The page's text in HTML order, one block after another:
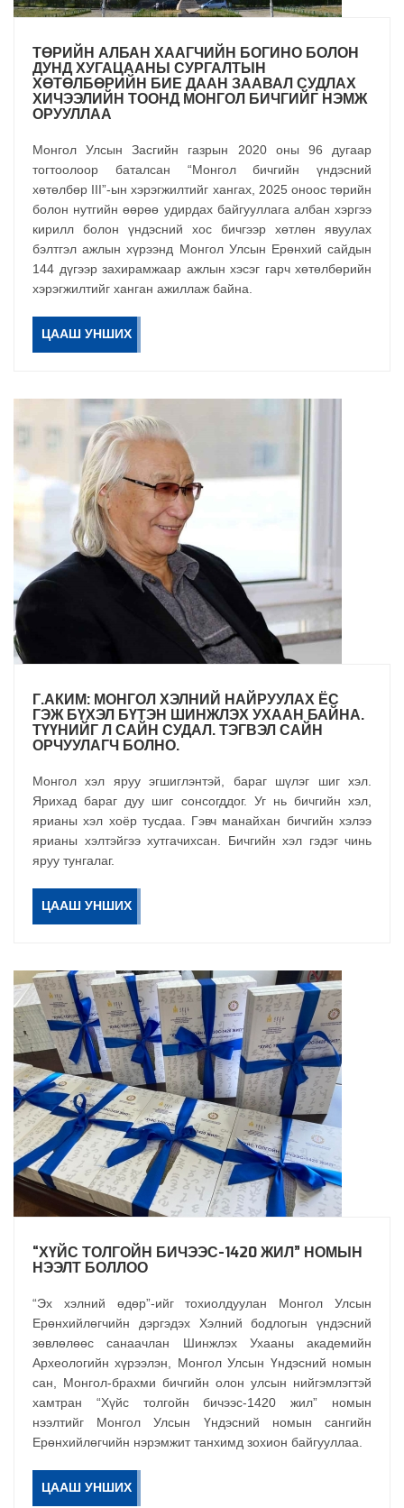
ТӨРИЙН АЛБАН ХААГЧИЙН БОГИНО БОЛОН
ДУНД ХУГАЦААНЫ СУРГАЛТЫН
ХӨТӨЛБӨРИЙН БИЕ ДААН ЗААВАЛ СУДЛАХ
ХИЧЭЭЛИЙН ТООНД МОНГОЛ БИЧГИЙГ НЭМЖ
ОРУУЛЛАА
Монгол Улсын Засгийн газрын 2020 оны 96 дугаар
тогтоолоор баталсан “Монгол бичгийн үндэсний
хөтөлбөр III”-ын хэрэгжилтийг хангах, 2025 оноос төрийн
болон нутгийн өөрөө удирдах байгууллага албан хэргээ
кирилл болон үндэсний хос бичгээр хөтлөн явуулах
бэлтгэл ажлын хүрээнд Монгол Улсын Ерөнхий сайдын
144 дүгээр захирамжаар ажлын хэсэг гарч хөтөлбөрийн
хэрэгжилтийг ханган ажиллаж байна.
ЦААШ УНШИХ
Г.АКИМ: МОНГОЛ ХЭЛНИЙ НАЙРУУЛАХ ЁС
ГЭЖ БҮХЭЛ БҮТЭН ШИНЖЛЭХ УХААН БАЙНА.
ТҮҮНИЙГ Л САЙН СУДАЛ. ТЭГВЭЛ САЙН
ОРЧУУЛАГЧ БОЛНО.
Монгол хэл яруу эгшиглэнтэй, бараг шүлэг шиг хэл.
Ярихад бараг дуу шиг сонсогддог. Уг нь бичгийн хэл,
ярианы хэл хоёр тусдаа. Гэвч манайхан бичгийн хэлээ
ярианы хэлтэйгээ хутгачихсан. Бичгийн хэл гэдэг чинь
яруу тунгалаг.
ЦААШ УНШИХ
“ХҮЙС ТОЛГОЙН БИЧЭЭС-1420 ЖИЛ” НОМЫН
НЭЭЛТ БОЛЛОО
“Эх хэлний өдөр”-ийг тохиолдуулан Монгол Улсын
Ерөнхийлөгчийн дэргэдэх Хэлний бодлогын үндэсний
зөвлөлөөс санаачлан Шинжлэх Ухааны академийн
Археологийн хүрээлэн, Монгол Улсын Үндэсний номын
сан, Монгол-брахми бичгийн олон улсын нийгэмлэгтэй
хамтран “Хүйс толгойн бичээс-1420 жил” номын
нээлтийг Монгол Улсын Үндэсний номын сангийн
Ерөнхийлөгчийн нэрэмжит танхимд зохион байгууллаа.
ЦААШ УНШИХ